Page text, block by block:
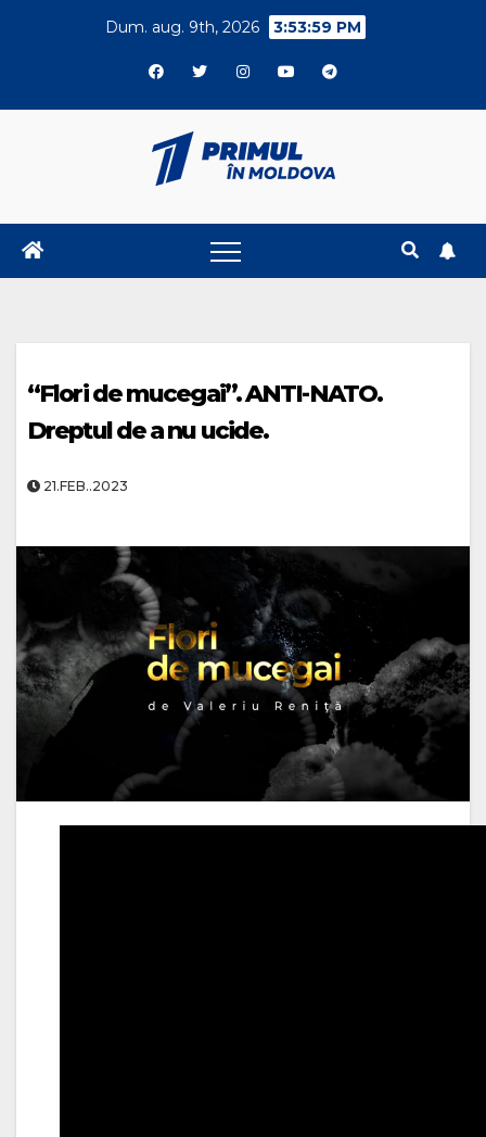
Dum. aug. 9th, 2026 3:53:59 PM
“Flori de mucegai”. ANTI-NATO.
Dreptul de a nu ucide.
21.FEB..2023